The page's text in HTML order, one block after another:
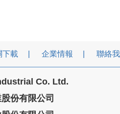
下載 企業情報 聯絡
Co. Ltd.
份有限公司